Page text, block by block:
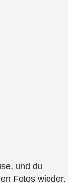
und du
Fotos wieder.